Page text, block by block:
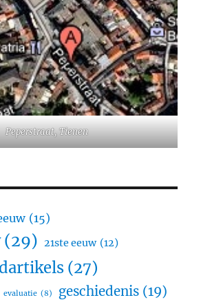
Peperstraat, Tienen
(15)
(29) 21ste eeuw (12)
(27)
evaluatie (8) geschiedenis (19)